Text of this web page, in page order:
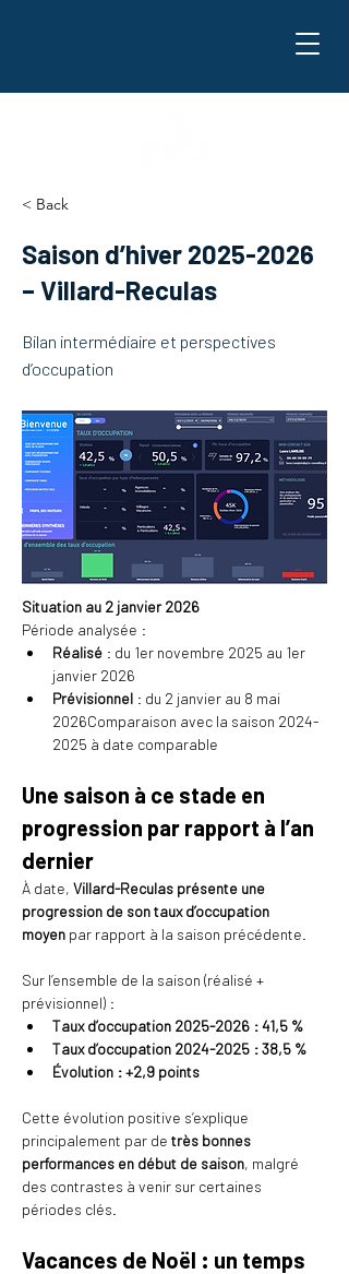
< Back
Saison d’hiver 2025-2026
– Villard-Reculas
Bilan intermédiaire et perspectives
d’occupation
Situation au 2 janvier 2026
Période analysée :
Réalisé : du 1er novembre 2025 au 1er
janvier 2026
Prévisionnel : du 2 janvier au 8 mai
2026Comparaison avec la saison 2024-
2025 à date comparable
Une saison à ce stade en
progression par rapport à l’an
dernier
À date, Villard-Reculas présente une
progression de son taux d’occupation
moyen par rapport à la saison précédente.
Sur l’ensemble de la saison (réalisé +
prévisionnel) :
Taux d’occupation 2025-2026 : 41,5 %
Taux d’occupation 2024-2025 : 38,5 %
Évolution : +2,9 points
Cette évolution positive s’explique
principalement par de très bonnes
performances en début de saison, malgré
des contrastes à venir sur certaines
périodes clés.
Vacances de Noël : un temps